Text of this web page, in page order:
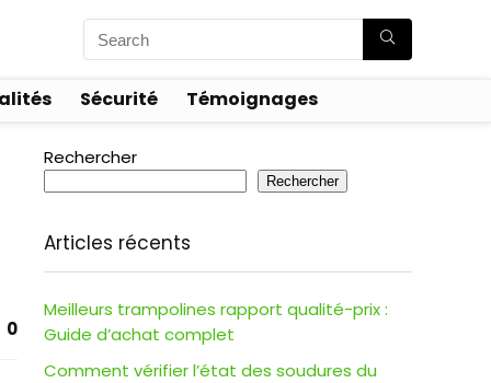
Sécurité Témoignages
0
Rechercher
Rechercher
Articles récents
Meilleurs trampolines rapport qualité-prix :
Guide d’achat complet
Comment vérifier l’état des soudures du